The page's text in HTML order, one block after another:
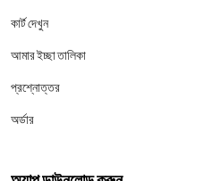
কার্ট দেখুন
আমার ইচ্ছা তালিকা
প্রশ্নোত্তর
অর্ডার